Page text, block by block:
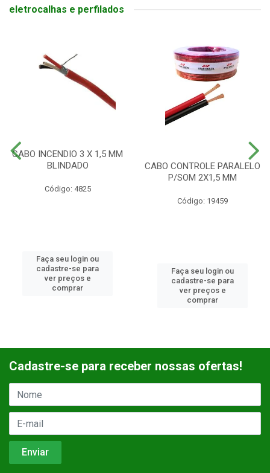
eletrocalhas e perfilados
CABO INCENDIO 3 X 1,5 MM
BLINDADO
Código: 4825
Faça seu login ou
cadastre-se para
ver preços e
comprar
CABO CONTROLE PARALELO
P/SOM 2X1,5 MM
Código: 19459
Faça seu login ou
cadastre-se para
ver preços e
comprar
Cadastre-se para receber nossas ofertas!